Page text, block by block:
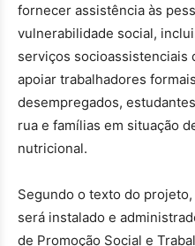
fornecer assistência às
vulnerabilidade social,
serviços socioassistenciais
apoiar trabalhadores
desempregados,
rua e famílias em situação
nutricional.
Segundo o texto do
será instalado e
de Promoção Social e